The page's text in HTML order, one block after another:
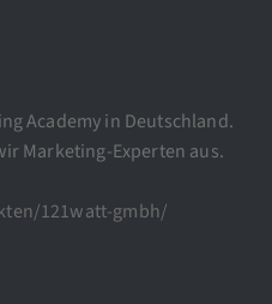
Academy in Deutschland.
Marketing-Experten aus.
121watt-gmbh/